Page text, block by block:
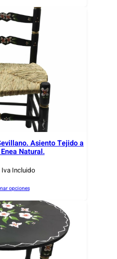
Asiento Tejido a
Natural.
Iva Incluido
opciones